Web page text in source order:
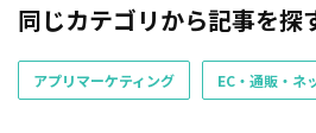
同じカテゴリから記事を探
アプリマーケティング EC・通販・ネ